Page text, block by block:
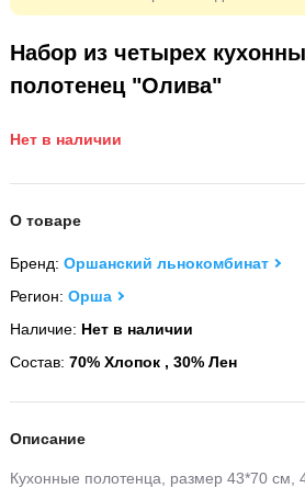
Набор из четырех
полотенец "Олива"
Нет в наличии
О товаре
Бренд: Оршанский льнокомбинат
Регион: Орша
Наличие: Нет в наличии
Состав: 70% Хлопок , 30% Лен
Описание
Кухонные полотенца, размер 43*70 см,